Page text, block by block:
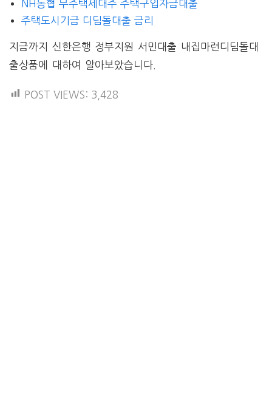
NH농협 무주택세대주 주택구입자금대출
주택도시기금 디딤돌대출 금리
지금까지 신한은행 정부지원 서민대출 내집마련디딤돌대
출상품에 대하여 알아보았습니다.
POST VIEWS: 3,428